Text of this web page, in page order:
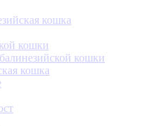
кошка
кошки
кошки
кошка